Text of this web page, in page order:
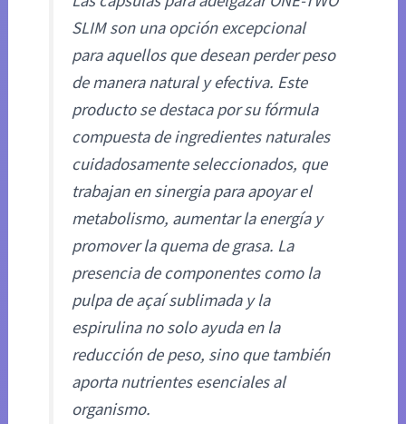
SLIM son una opción excepcional
para aquellos que desean perder peso
de manera natural y efectiva. Este
producto se destaca por su fórmula
compuesta de ingredientes naturales
cuidadosamente seleccionados, que
trabajan en sinergia para apoyar el
metabolismo, aumentar la energía y
promover la quema de grasa. La
presencia de componentes como la
pulpa de açaí sublimada y la
espirulina no solo ayuda en la
reducción de peso, sino que también
aporta nutrientes esenciales al
organismo.